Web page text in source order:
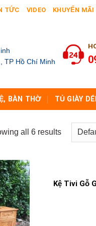
TỨC VIDEO KHUYẾN MÃI
TP Hồ Chí Minh
BÀN THỜ TỦ GIÀY
all 6 results
Kệ Tivi Gỗ